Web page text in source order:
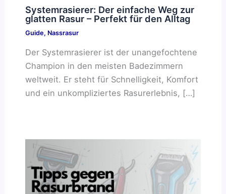
Systemrasierer: Der einfache Weg zur
glatten Rasur – Perfekt für den Alltag
Guide, Nassrasur
Der Systemrasierer ist der unangefochtene
Champion in den meisten Badezimmern
weltweit. Er steht für Schnelligkeit, Komfort
und ein unkompliziertes Rasurerlebnis, […]